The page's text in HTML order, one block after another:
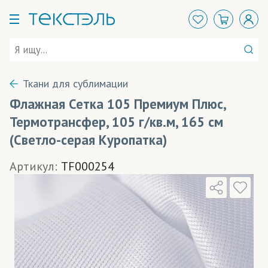
Ткани для сублимации
Флажная Сетка 105 Премиум Плюс,
Термотрансфер, 105 г/кв.м, 165 см
(Светло-серая Куропатка)
Артикул: TF000254